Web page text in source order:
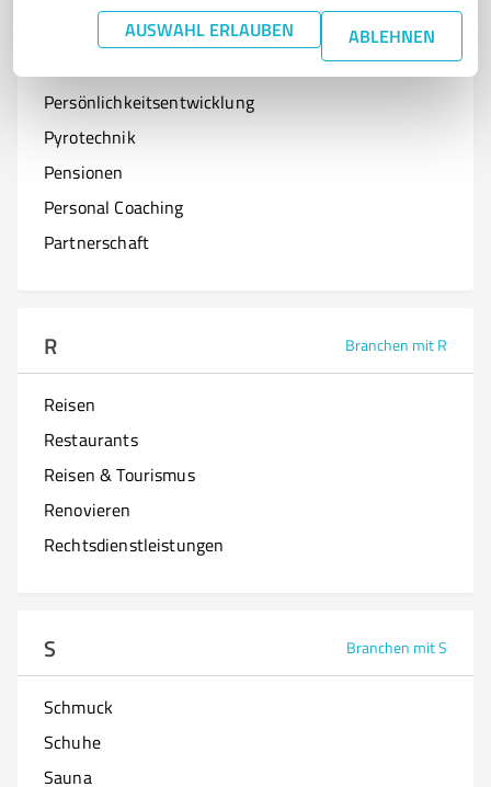
AUSWAHL ERLAUBEN ABLEHNEN
Branchen mit P
Persönlichkeitsentwicklung
Pyrotechnik
Pensionen
Personal Coaching
Partnerschaft
R Branchen mit R
Reisen
Restaurants
Reisen & Tourismus
Renovieren
Rechtsdienstleistungen
S Branchen mit S
Schmuck
Schuhe
Sauna